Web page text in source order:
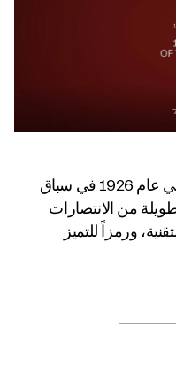
الشعار ظهر للمرة الأولى في عام 1926 في سباق
من الانتصارات
ورمزاً للتميز